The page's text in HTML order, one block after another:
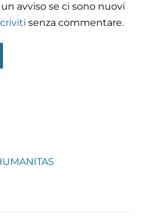
avviso se ci sono nuovi
senza commentare.